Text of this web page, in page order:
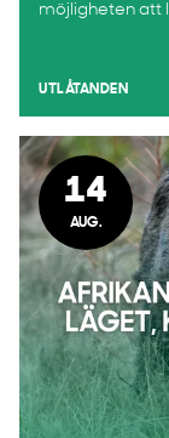
möjligheten att
UTLÅTANDEN
14
AUG.